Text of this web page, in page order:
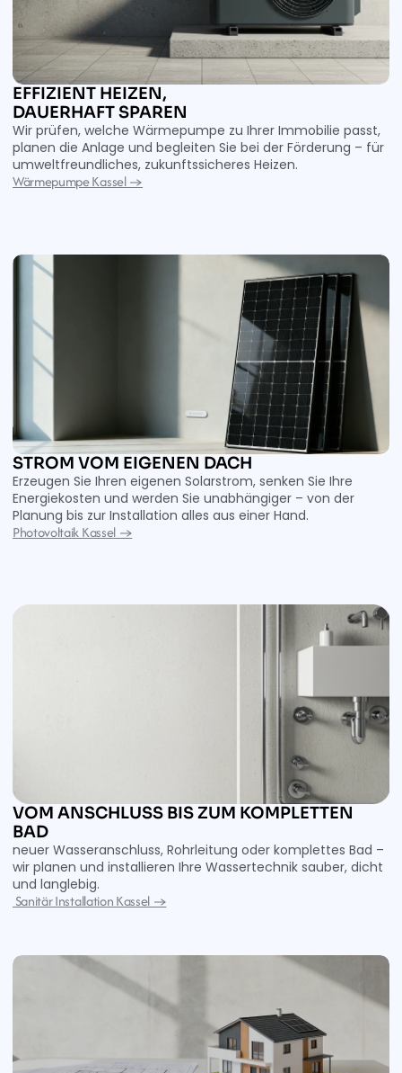
EFFIZIENT HEIZEN,
DAUERHAFT SPAREN
Wir prüfen, welche Wärmepumpe zu Ihrer Immobilie passt,
planen die Anlage und begleiten Sie bei der Förderung – für
umweltfreundliches, zukunftssicheres Heizen.
Wärmepumpe Kassel →
STROM VOM EIGENEN DACH
Erzeugen Sie Ihren eigenen Solarstrom, senken Sie Ihre
Energiekosten und werden Sie unabhängiger – von der
Planung bis zur Installation alles aus einer Hand.
Photovoltaik Kassel →
VOM ANSCHLUSS BIS ZUM KOMPLETTEN
BAD
neuer Wasseranschluss, Rohrleitung oder komplettes Bad –
wir planen und installieren Ihre Wassertechnik sauber, dicht
und langlebig.
Sanitär Installation Kassel →